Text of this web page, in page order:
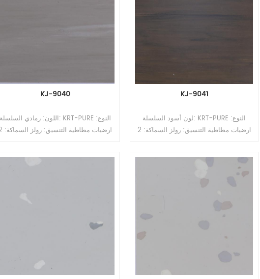
KJ-9040
اللون: رمادي السلسلة: KRT-PURE النوع:
ارضيات مطاطية
KJ-9041
لون أسود السلسلة: KRT-PURE النوع:
ارضيات مطاطية التنسيق: رولز السماكة: 2
السطح: طلاء PUR